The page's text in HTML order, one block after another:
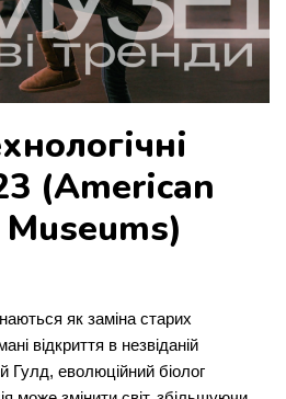
(American
як заміна старих
відкриття в незвіданій
Гулд, еволюційний біолог